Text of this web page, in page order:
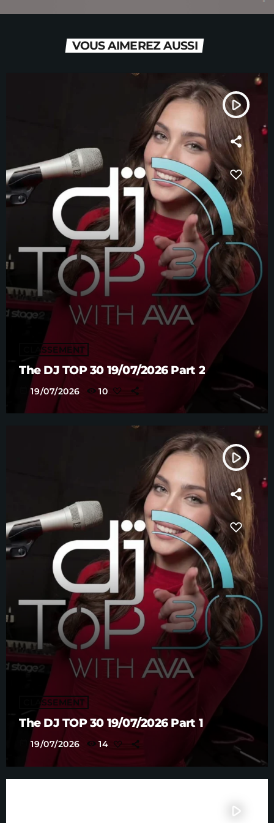
VOUS AIMEREZ AUSSI
play_arrow
CLASSEMENT
The DJ TOP 30 19/07/2026 Part 2
19/07/2026 10
play_arrow
CLASSEMENT
The DJ TOP 30 19/07/2026 Part 1
19/07/2026 14
play_arrow